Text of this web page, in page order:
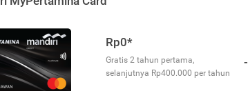
Rp0*
Gratis 2 tahun pertama,
selanjutnya Rp400.000 per tahun
-